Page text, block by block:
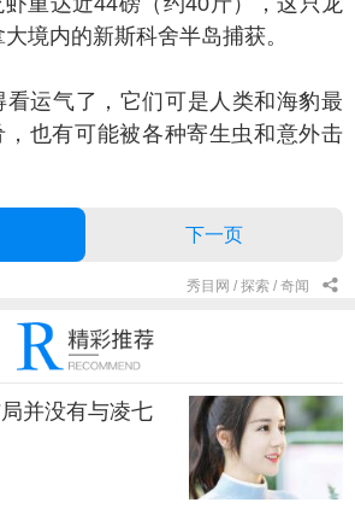
境内的新斯科舍半岛捕获。
气了，它们可是人类和海豹最
也有可能被各种寄生虫和意外击
下一页
秀目网 / 探索 / 奇闻
并没有与凌七